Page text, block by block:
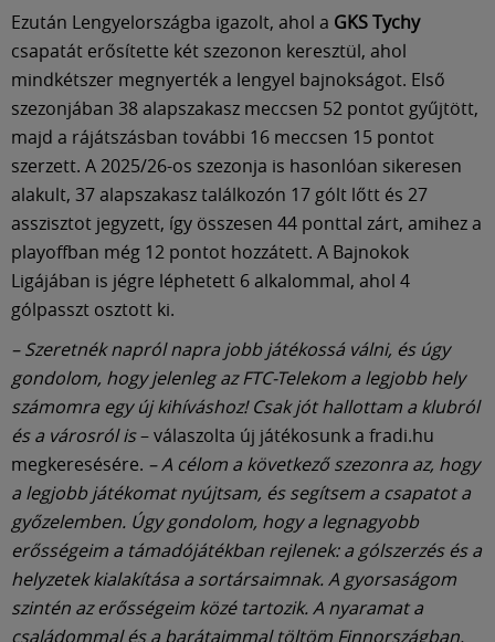
Ezután Lengyelországba igazolt, ahol a GKS Tychy
csapatát erősítette két szezonon keresztül, ahol
mindkétszer megnyerték a lengyel bajnokságot. Első
szezonjában 38 alapszakasz meccsen 52 pontot gyűjtött,
majd a rájátszásban további 16 meccsen 15 pontot
szerzett. A 2025/26-os szezonja is hasonlóan sikeresen
alakult, 37 alapszakasz találkozón 17 gólt lőtt és 27
asszisztot jegyzett, így összesen 44 ponttal zárt, amihez a
playoffban még 12 pontot hozzátett. A Bajnokok
Ligájában is jégre léphetett 6 alkalommal, ahol 4
gólpasszt osztott ki.
– Szeretnék napról napra jobb játékossá válni, és úgy
gondolom, hogy jelenleg az FTC-Telekom a legjobb hely
számomra egy új kihíváshoz! Csak jót hallottam a klubról
és a városról is– válaszolta új játékosunk a fradi.hu
megkeresésére. – A célom a következő szezonra az, hogy
a legjobb játékomat nyújtsam, és segítsem a csapatot a
győzelemben. Úgy gondolom, hogy a legnagyobb
erősségeim a támadójátékban rejlenek: a gólszerzés és a
helyzetek kialakítása a sortársaimnak. A gyorsaságom
szintén az erősségeim közé tartozik.A nyaramat a
családommal és a barátaimmal töltöm Finnországban.